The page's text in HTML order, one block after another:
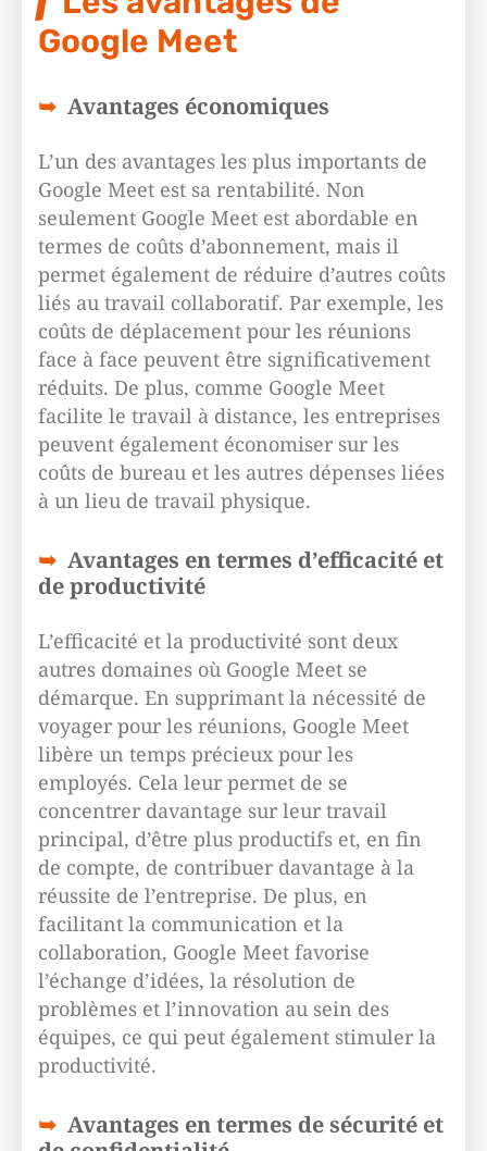
Google Meet
Avantages économiques
L’un des avantages les plus importants de
Google Meet est sa rentabilité. Non
seulement Google Meet est abordable en
termes de coûts d’abonnement, mais il
permet également de réduire d’autres coûts
liés au travail collaboratif. Par exemple, les
coûts de déplacement pour les réunions
face à face peuvent être significativement
réduits. De plus, comme Google Meet
facilite le travail à distance, les entreprises
peuvent également économiser sur les
coûts de bureau et les autres dépenses liées
à un lieu de travail physique.
Avantages en termes d’efficacité et
de productivité
L’efficacité et la productivité sont deux
autres domaines où Google Meet se
démarque. En supprimant la nécessité de
voyager pour les réunions, Google Meet
libère un temps précieux pour les
employés. Cela leur permet de se
concentrer davantage sur leur travail
principal, d’être plus productifs et, en fin
de compte, de contribuer davantage à la
réussite de l’entreprise. De plus, en
facilitant la communication et la
collaboration, Google Meet favorise
l’échange d’idées, la résolution de
problèmes et l’innovation au sein des
équipes, ce qui peut également stimuler la
productivité.
Avantages en termes de sécurité et